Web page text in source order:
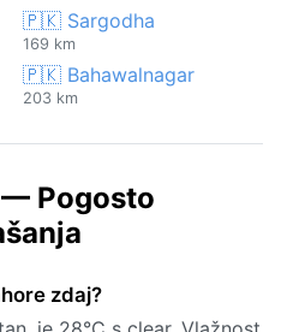
🇵🇰 Sargodha
169 km
🇵🇰 Bahawalnagar
203 km
— Pogosto
zdaj?